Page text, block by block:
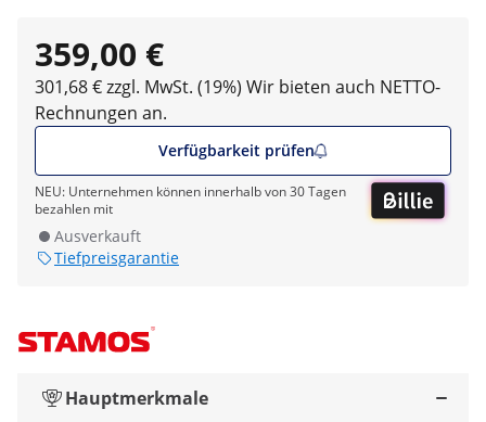
359,00 €
301,68 € zzgl. MwSt. (19%) Wir bieten auch NETTO-
Rechnungen an.
Verfügbarkeit prüfen
NEU: Unternehmen können innerhalb von 30 Tagen
bezahlen mit
Ausverkauft
Tiefpreisgarantie
Hauptmerkmale